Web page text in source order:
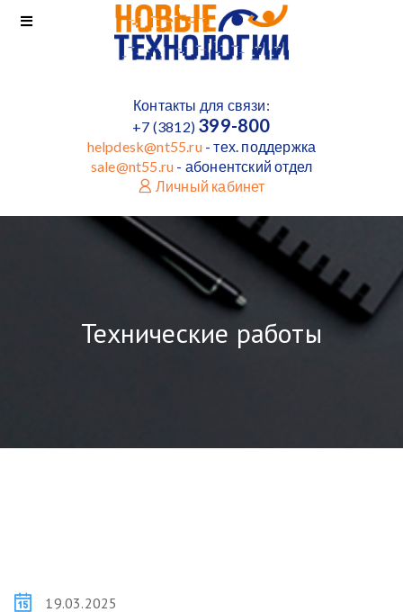
Контакты для связи:
+7 (3812) 399-800
helpdesk@nt55.ru- тех. поддержка
sale@nt55.ru - абонентский отдел
Личный кабинет
Технические работы
19.03.2025